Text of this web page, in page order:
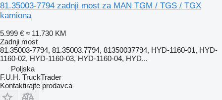
81.35003-7794 zadnji most za MAN TGM / TGS / TGX
kamiona
5.999 € ≈ 11.730 KM
Zadnji most
81.35003-7794, 81.35003.7794, 81350037794, HYD-1160-01, HYD-
1160-02, HYD-1160-03, HYD-1160-04, HYD...
Poljska
F.U.H. TruckTrader
Kontaktirajte prodavca